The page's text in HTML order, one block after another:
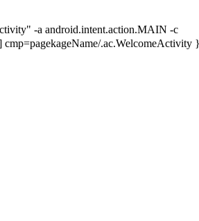
-a android.intent.action.MAIN -c
.ac.WelcomeActivity